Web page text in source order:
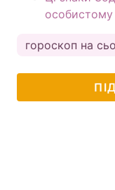
особистому
гороскоп на